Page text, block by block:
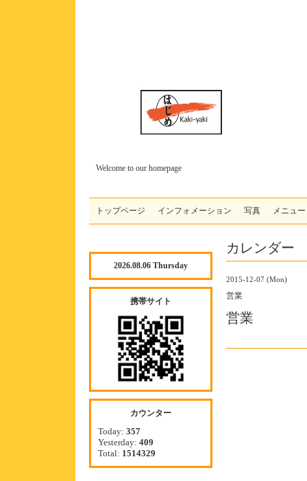
Welcome to our homepage
トップページ インフォメーション 写真 メニュー
カレンダー
2015-12-07 (Mon)
営業
営業
2026.08.06 Thursday
携帯サイト
カウンター
Today: 357
Yesterday: 409
Total: 1514329